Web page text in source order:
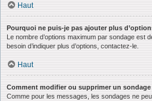
Haut
Pourquoi ne puis-je pas ajouter plus
Le nombre d’options maximum par sondage est
besoin d’indiquer plus d’options, contactez-le.
Haut
Comment modifier ou supprimer un sondage
Comme pour les messages, les sondages ne